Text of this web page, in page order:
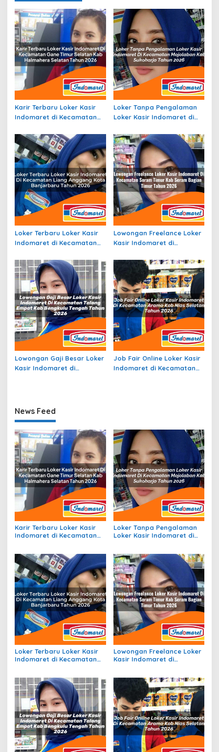
Karir Terbaru Loker Kasir
Indomaret di Kecamatan
Halmahera Selatan Tahun
2026
Loker Tanpa Pengalaman
Loker Kasir Indomaret di
Kab. Sukoharjo Tahun 2026
Loker Terbaru Loker Kasir
Indomaret di Kecamatan
Banjarbaru Tahun 2026
Lowongan Freelance Loker
Kasir Indomaret di
Kab. Seram Bagian Timur
Tahun 2026
Lowongan Gaji Besar Loker
Kasir Indomaret di
Job Fair Online Loker Kasir
Indomaret di Kecamatan
News Feed
Karir Terbaru Loker Kasir
Indomaret di Kecamatan
2026
Loker Tanpa Pengalaman
Loker Kasir Indomaret di
Loker Terbaru Loker Kasir
Indomaret di Kecamatan
Lowongan Freelance Loker
Kasir Indomaret di
Tahun 2026